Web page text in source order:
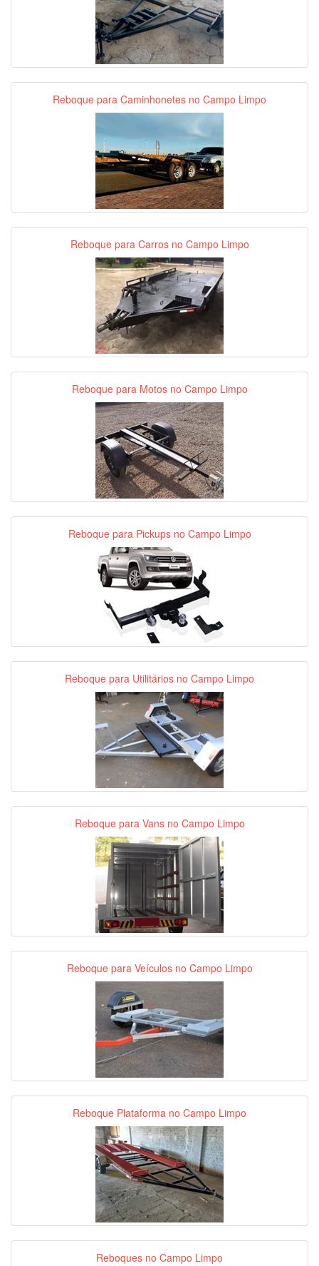
Reboque para Caminhonetes no Campo Limpo
Reboque para Carros no Campo Limpo
Reboque para Motos no Campo Limpo
Reboque para Pickups no Campo Limpo
Reboque para Utilitários no Campo Limpo
Reboque para Vans no Campo Limpo
Reboque para Veículos no Campo Limpo
Reboque Plataforma no Campo Limpo
Reboques no Campo Limpo